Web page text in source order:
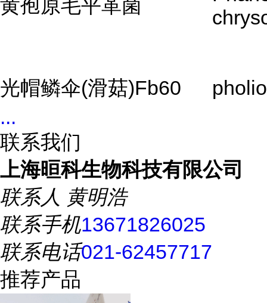
黄孢原毛平革菌
光帽鳞伞(滑菇)Fb60
...
联系我们
上海晅科生物科技有限公司
联系人 黄明浩
联系手机13671826025
联系电话021-62457717
推荐产品